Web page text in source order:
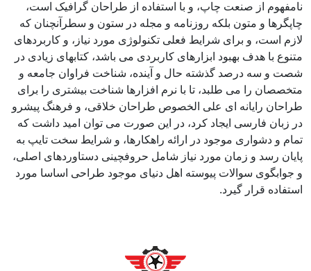
نامفهوم از صنعت چاپ، و با استفاده از طراحان گرافیک است،
چاپگرها و متون بلکه روزنامه و مجله در ستون و سطرآنچنان که
لازم است، و برای شرایط فعلی تکنولوژی مورد نیاز، و کاربردهای
متنوع با هدف بهبود ابزارهای کاربردی می باشد، کتابهای زیادی در
شصت و سه درصد گذشته حال و آینده، شناخت فراوان جامعه و
متخصصان را می طلبد، تا با نرم افزارها شناخت بیشتری را برای
طراحان رایانه ای علی الخصوص طراحان خلاقی، و فرهنگ پیشرو
در زبان فارسی ایجاد کرد، در این صورت می توان امید داشت که
تمام و دشواری موجود در ارائه راهکارها، و شرایط سخت تایپ به
پایان رسد و زمان مورد نیاز شامل حروفچینی دستاوردهای اصلی،
و جوابگوی سوالات پیوسته اهل دنیای موجود طراحی اساسا مورد
استفاده قرار گیرد.